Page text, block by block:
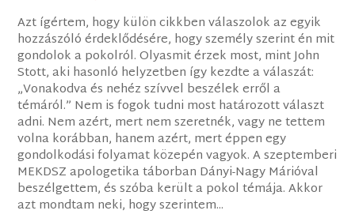
Azt ígértem, hogy külön cikkben válaszolok az egyik
hozzászóló érdeklődésére, hogy személy szerint én mit
gondolok a pokolról. Olyasmit érzek most, mint John
Stott, aki hasonló helyzetben így kezdte a válaszát:
„Vonakodva és nehéz szívvel beszélek erről a
témáról.” Nem is fogok tudni most határozott választ
adni. Nem azért, mert nem szeretnék, vagy ne tettem
volna korábban, hanem azért, mert éppen egy
gondolkodási folyamat közepén vagyok. A szeptemberi
MEKDSZ apologetika táborban Dányi-Nagy Márióval
beszélgettem, és szóba került a pokol témája. Akkor
azt mondtam neki, hogy szerintem...